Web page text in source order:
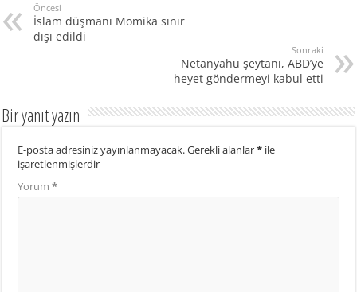
Öncesi
İslam düşmanı Momika sınır
dışı edildi
Sonraki
Netanyahu şeytanı, ABD’ye
heyet göndermeyi kabul etti
Bir yanıt yazın
E-posta adresiniz yayınlanmayacak.Gerekli alanlar* ile
işaretlenmişlerdir
Yorum*